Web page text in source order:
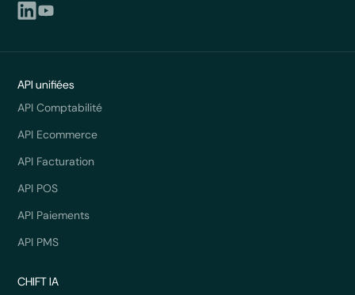
API unifiées
API Comptabilité
API Ecommerce
API Facturation
API POS
API Paiements
API PMS
CHIFT IA